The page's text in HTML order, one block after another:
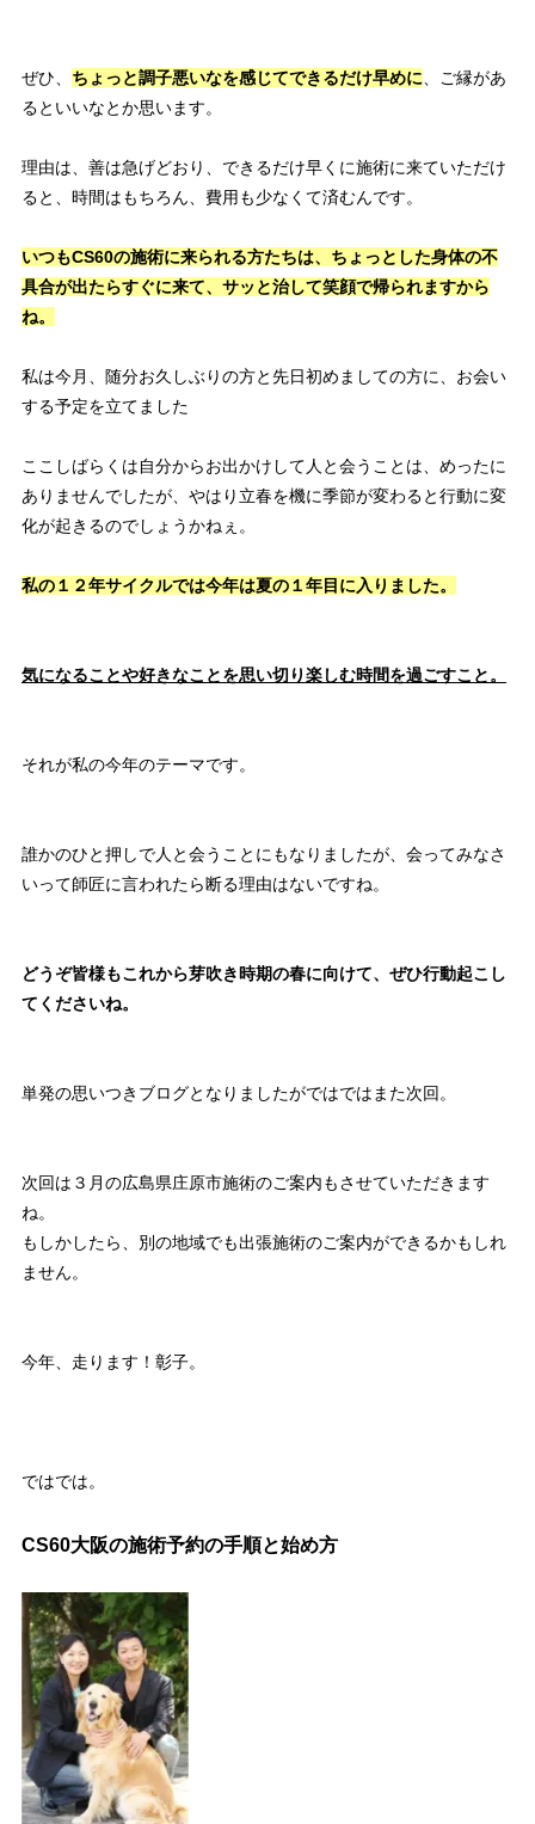
ぜひ、 ちょっと調子悪いなを感じてできるだけ早めに
ご縁があ
るといいなとか思います。
理由は、善は急げどおり、できるだけ早くに施術に来ていただけ
ると、時間はもちろん、費用も少なくて済むんです。
いつもCS60の施術に来られる方たちは、ちょっとした身体の不
具合が出たらすぐに来て、サッと治して笑顔で帰られますから
ね。
私は今月、随分お久しぶりの方と先日初めましての方に、 お会い
する予定を立てました
ここしばらくは自分からお出かけして人と会うことは、 めったに
ありませんでしたが、やはり立春を機に季節が変わると行動に変
化が起きるのでしょうかねぇ。
私の１２年サイクルでは今年は夏の１年目に入りました。
気になることや好きなことを思い切り楽しむ時間を過ごすこと。
それが私の今年のテーマです。
誰かのひと押しで人と会うことにもなりましたが、 会ってみなさ
いって師匠に言われたら断る理由はないですね。
どうぞ皆様もこれから芽吹き時期の春に向けて、ぜひ行動起こし
てくださいね。
単発の思いつきブログとなりましたがではではまた次回。
次回は３月の広島県庄原市施術のご案内もさせていただきます
ね。
もしかしたら、別の地域でも出張施術のご案内ができるかもしれ
ません。
今年、走ります！彰子。
ではでは。
CS60大阪の施術予約の手順と始め方